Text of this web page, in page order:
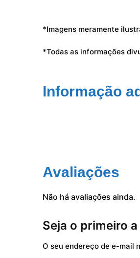
*Imagens meramente
*Todas as informações
Informação
Avaliações
Não há avaliações ainda.
Seja o primeiro
O seu endereço de e-mail